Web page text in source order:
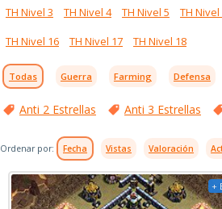
TH Nivel 3 TH Nivel 4 TH Nivel 5
TH Nivel
TH Nivel 16
TH Nivel 17 TH Nivel 18
Todas Guerra Farming Defensa
Anti 2 Estrellas Anti 3 Estrellas
Ordenar por: Fecha Vistas Valoración
+